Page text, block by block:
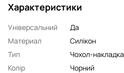
Характеристики
Універсальний
Да
Материал
Силікон
Тип
Чохол-накладка
Колір
Чорний